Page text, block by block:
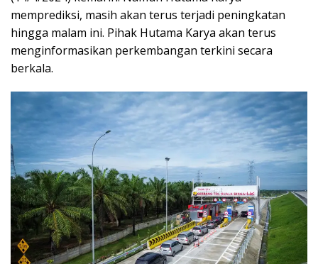
memprediksi, masih akan terus terjadi peningkatan
hingga malam ini. Pihak Hutama Karya akan terus
menginformasikan perkembangan terkini secara
berkala.